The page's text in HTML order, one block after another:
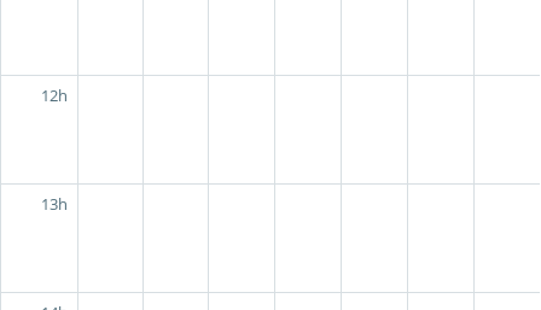
12h
13h